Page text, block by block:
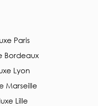
Paris
Bordeaux
Lyon
Marseille
Lille